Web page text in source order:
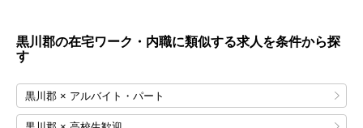
黒川郡の在宅ワーク・内職に類似する求人を条件から探
す
黒川郡 × アルバイト・パート